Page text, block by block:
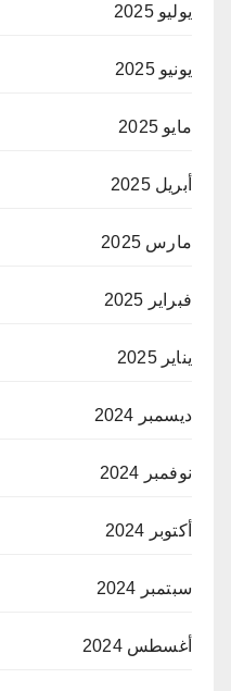
يوليو 2025
يونيو 2025
مايو 2025
أبريل 2025
مارس 2025
فبراير 2025
يناير 2025
ديسمبر 2024
نوفمبر 2024
أكتوبر 2024
سبتمبر 2024
أغسطس 2024